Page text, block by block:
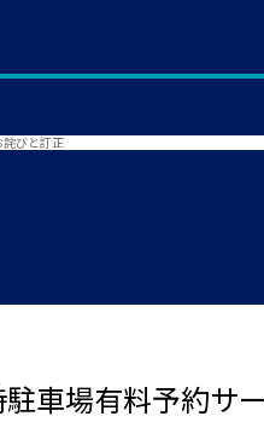
詫びと訂正
車場有料予約サ